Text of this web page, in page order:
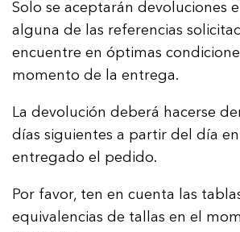
Solo se aceptarán devoluciones
alguna de las referencias
encuentre en óptimas
momento de la entrega.
La devolución deberá hacerse
días siguientes a partir del día
entregado el pedido.
Por favor, ten en cuenta las
equivalencias de tallas en el